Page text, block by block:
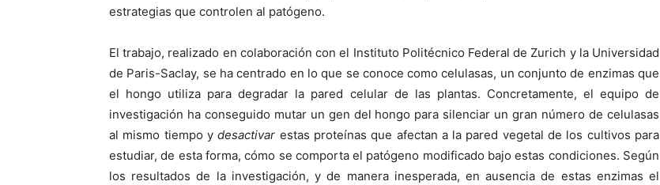
estrategias que controlen al patógeno.
El trabajo, realizado en colaboración con el Instituto Politécnico Federal de Zurich y la Universidad
de Paris-Saclay, se ha centrado en lo que se conoce como celulasas, un conjunto de enzimas que
el hongo utiliza para degradar la pared celular de las plantas. Concretamente, el equipo de
investigación ha conseguido mutar un gen del hongo para silenciar un gran número de celulasas
al mismo tiempo ydesactivar estas proteínas que afectan a la pared vegetal de los cultivos para
estudiar, de esta forma, cómo se comporta el patógeno modificado bajo estas condiciones. Según
los resultados de la investigación, y de manera inesperada, en ausencia de estas enzimas el